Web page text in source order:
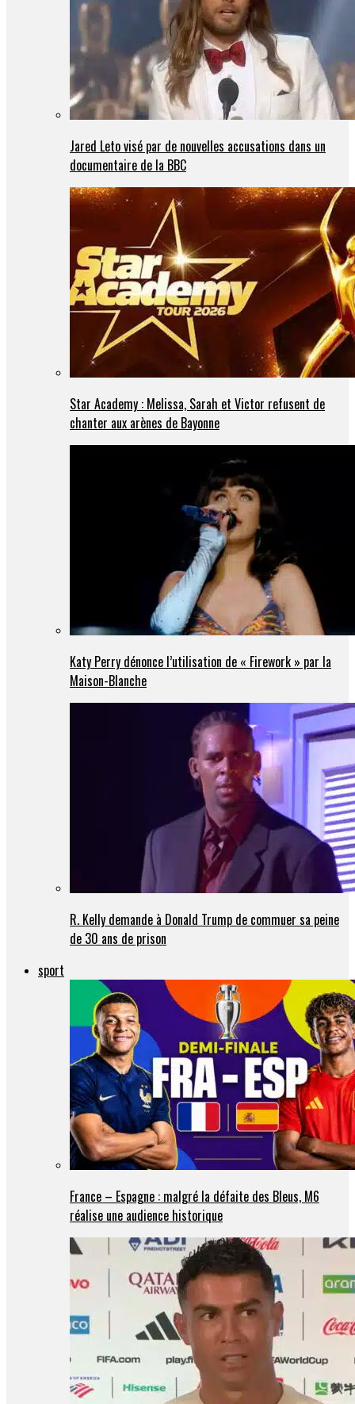
Jared Leto visé par de nouvelles accusations dans un
documentaire de la BBC
Star Academy : Melissa, Sarah et Victor refusent de
chanter aux arènes de Bayonne
Katy Perry dénonce l’utilisation de « Firework » par la
Maison-Blanche
R. Kelly demande à Donald Trump de commuer sa peine
de 30 ans de prison
sport
France – Espagne : malgré la défaite des Bleus, M6
réalise une audience historique